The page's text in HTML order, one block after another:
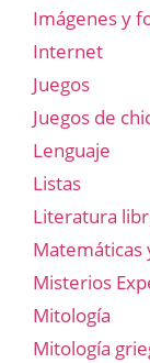
Imágenes y
Internet
Juegos
Juegos de
Lenguaje
Listas
Literatura
Matemáticas
Misterios
Mitología
Mitología